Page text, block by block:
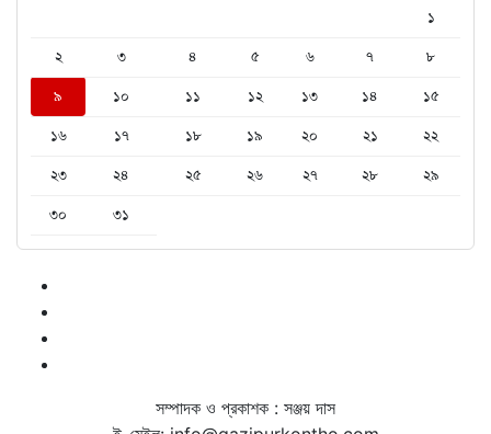
১
২
৩ ৪ ৫ ৬ ৭
৮
৯
১০ ১১ ১২ ১৩ ১৪
১৫
১৬
১৭ ১৮ ১৯ ২০ ২১
২২
২৩
২৪ ২৫ ২৬ ২৭ ২৮
২৯
৩০
৩১
সম্পাদক ও প্রকাশক : সঞ্জয় দাস